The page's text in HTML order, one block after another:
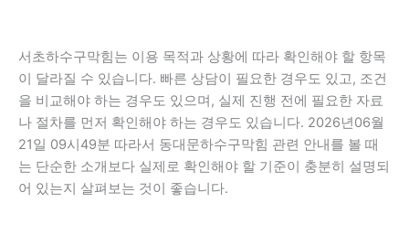
서초하수구막힘는 이용 목적과 상황에 따라 확인해야 할 항목
이 달라질 수 있습니다. 빠른 상담이 필요한 경우도 있고, 조건
을 비교해야 하는 경우도 있으며, 실제 진행 전에 필요한 자료
나 절차를 먼저 확인해야 하는 경우도 있습니다. 2026년06월
21일 09시49분 따라서 동대문하수구막힘 관련 안내를 볼 때
는 단순한 소개보다 실제로 확인해야 할 기준이 충분히 설명되
어 있는지 살펴보는 것이 좋습니다.